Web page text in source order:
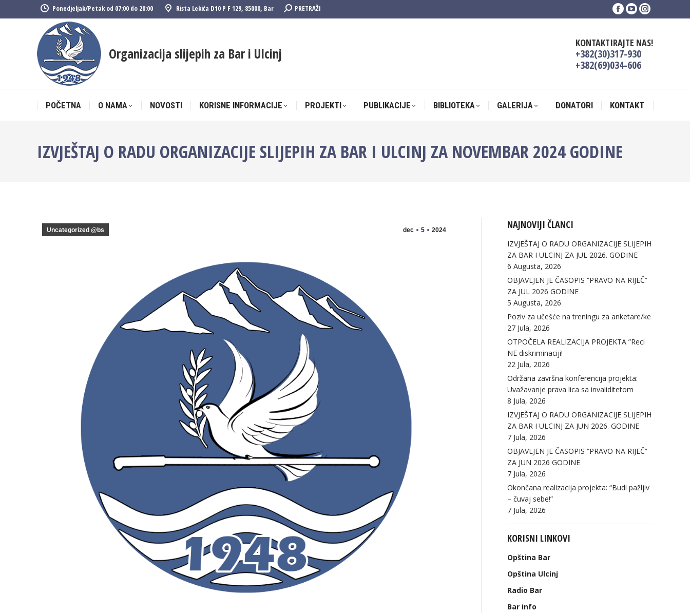
Ponedjeljak/Petak od 07:00 do 20:00 Rista Lekića D10 P F 129, 85000, Bar Search:PRETRAŽI
Facebook
in
new
window
YouTube
in
new
window
Instagram
in
Organizacija slijepih za Bar i Ulcinj
KONTAKTIRAJTE NAS!
+382(30)317-930
+382(69)034-606
POČETNA O NAMA NOVOSTI KORISNE INFORMACIJE PROJEKTI PUBLIKACIJE BIBLIOTEKA GALERIJA DONATORI KONTAKT
IZVJEŠTAJ O RADU ORGANIZACIJE SLIJEPIH ZA BAR I ULCINJ ZA NOVEMBAR 2024 GODINE
dec 5 2024
Uncategorized @bs NAJNOVIJI ČLANCI
IZVJEŠTAJ O RADU ORGANIZACIJE SLIJEPIH
ZA BAR I ULCINJ ZA JUL 2026. GODINE
6 Augusta, 2026
OBJAVLJEN JE ČASOPIS “PRAVO NA RIJEČ”
ZA JUL 2026 GODINE
5 Augusta, 2026
Poziv za učešće na treningu za anketare/ke
27 Jula, 2026
OTPOČELA REALIZACIJA PROJEKTA ”Reci
NE diskriminaciji!
22 Jula, 2026
Održana završna konferencija projekta:
Uvažavanje prava lica sa invaliditetom
8 Jula, 2026
IZVJEŠTAJ O RADU ORGANIZACIJE SLIJEPIH
ZA BAR I ULCINJ ZA JUN 2026. GODINE
7 Jula, 2026
OBJAVLJEN JE ČASOPIS “PRAVO NA RIJEČ”
ZA JUN 2026 GODINE
7 Jula, 2026
Okončana realizacija projekta: “Budi pažljiv
– čuvaj sebe!”
7 Jula, 2026
KORISNI LINKOVI
Opština Bar
Opština Ulcinj
Radio Bar
Bar info
POČETNA O NAMA NOVOSTI KORISNE INFORMACIJE PROJEKTI PUBLIKACIJE BIBLIOTEKA GALERIJA DONATORI KONTAKT